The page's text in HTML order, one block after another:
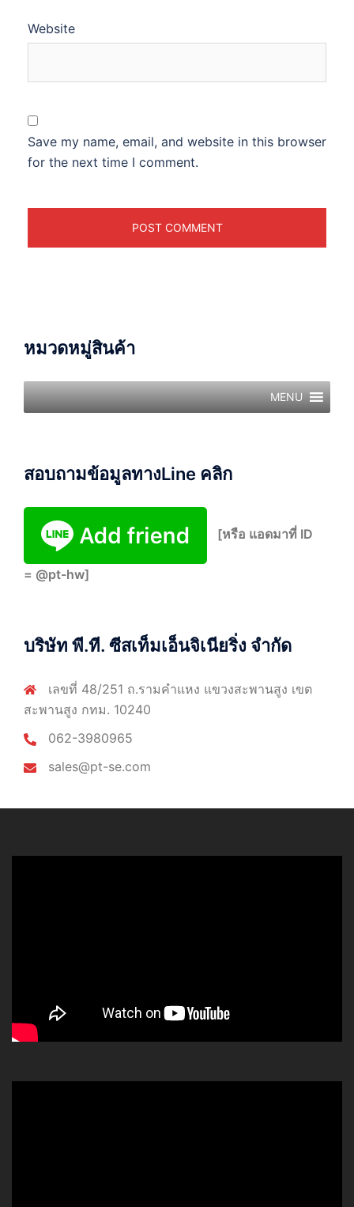
Website
Save my name, email, and website in this browser
for the next time I comment.
หมวดหมู่สินค้า
MENU
สอบถามข้อมูลทางLine คลิก
[หรือ แอดมาที่ ID
= @pt-hw]
บริษัท พี.ที. ซีสเท็มเอ็นจิเนียริ่ง จำกัด
เลขที่ 48/251 ถ.รามคำแหง แขวงสะพานสูง เขต
สะพานสูง กทม. 10240
062-3980965
sales@pt-se.com